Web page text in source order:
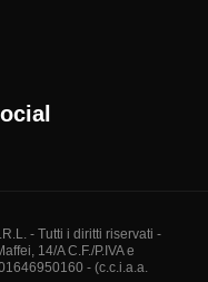
- Tutti i diritti riservati -
14/A C.F./P.IVA e
- (c.c.i.a.a.